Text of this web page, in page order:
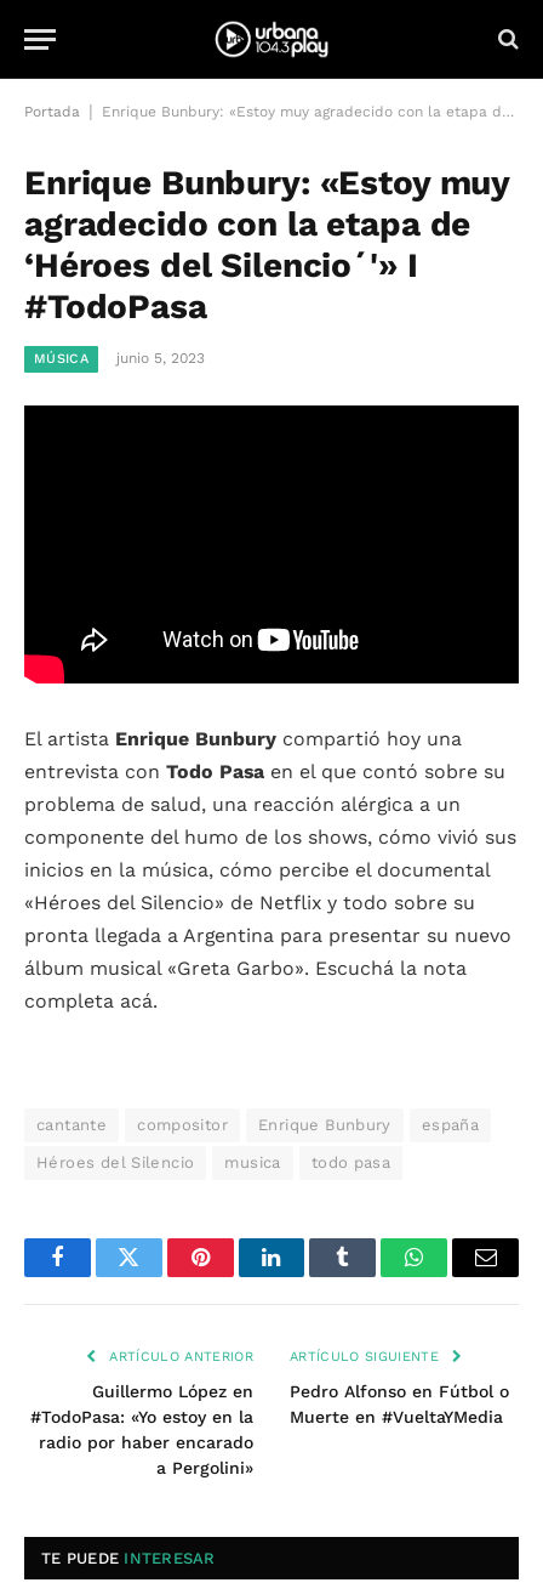
Portada Enrique Bunbury: «Estoy muy agradecido con la etapa de ‘Héroes del Silencio´'» I #TodoPasa
Enrique Bunbury: «Estoy muy
agradecido con la etapa de
‘Héroes del Silencio´'» I
#TodoPasa
MÚSICA junio 5, 2023
El artista Enrique Bunbury compartió hoy una
entrevista con Todo Pasa en el que contó sobre su
problema de salud, una reacción alérgica a un
componente del humo de los shows, cómo vivió sus
inicios en la música, cómo percibe el documental
«Héroes del Silencio» de Netflix y todo sobre su
pronta llegada a Argentina para presentar su nuevo
álbum musical «Greta Garbo». Escuchá la nota
completa acá.
cantante compositor Enrique Bunbury españa
Héroes del Silencio musica todo pasa
FacebookTwitter PinterestLinkedInTumblr WhatsAppEmail
ARTÍCULO ANTERIOR
Guillermo López en
#TodoPasa: «Yo estoy en la
radio por haber encarado
a Pergolini»
ARTÍCULO SIGUIENTE
Pedro Alfonso en Fútbol o
Muerte en #VueltaYMedia
TE PUEDE INTERESAR